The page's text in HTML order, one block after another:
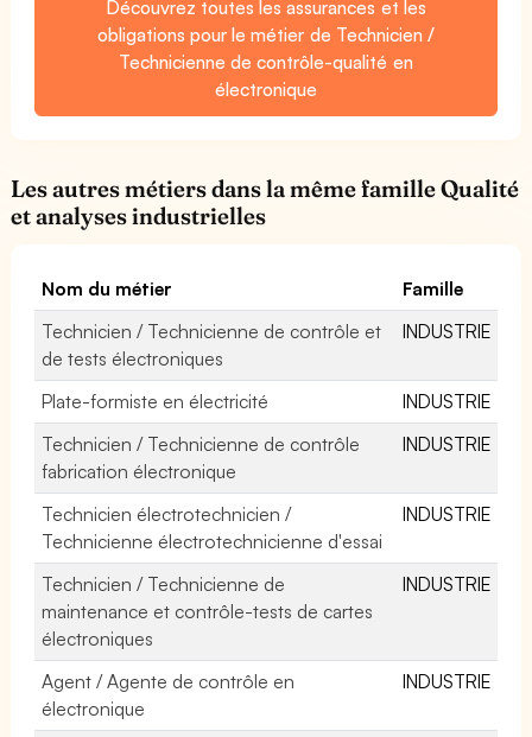
Découvrez toutes les assurances et les
obligations pour le métier de Technicien /
Technicienne de contrôle-qualité en
électronique
Les autres métiers dans la même famille Qualité
et analyses industrielles
Nom du métier
Famille
Technicien / Technicienne de contrôle et
de tests électroniques
INDUSTRIE
Plate-formiste en électricité
INDUSTRIE
Technicien / Technicienne de contrôle
fabrication électronique
INDUSTRIE
Technicien électrotechnicien /
Technicienne électrotechnicienne d'essai
INDUSTRIE
Technicien / Technicienne de
maintenance et contrôle-tests de cartes
électroniques
INDUSTRIE
Agent / Agente de contrôle en
électronique
INDUSTRIE